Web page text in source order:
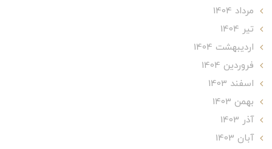
مرداد 1404
تير 1404
ارديبهشت 1404
فروردین 1404
اسفند 1403
بهمن 1403
آذر 1403
آبان 1403